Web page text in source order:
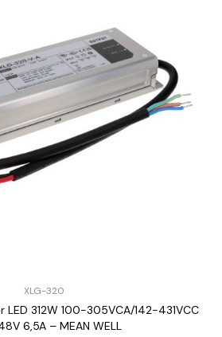
XLG-320
312W 100-305VCA/142-431VCC
6,5A – MEAN WELL